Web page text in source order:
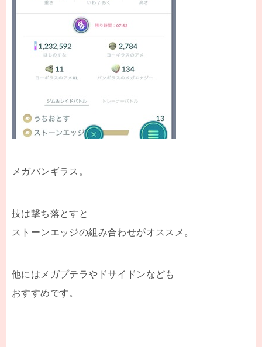
メガバンギラス。
技は撃ち落とすと
ストーンエッジの組み合わせがオススメ。
他にはメガプテラやドサイドンなども
おすすめです。